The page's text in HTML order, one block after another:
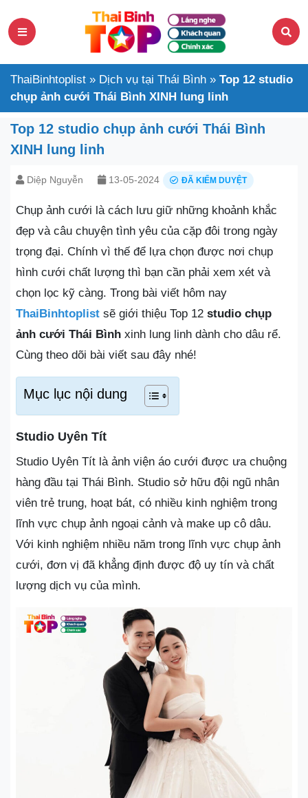
ThaiBinhtoplist » Dịch vụ tại Thái Bình » Top 12 studio
chụp ảnh cưới Thái Bình XINH lung linh
Top 12 studio chụp ảnh cưới Thái Bình
XINH lung linh
Diệp Nguyễn 13-05-2024 ĐÃ KIỂM DUYỆT
Chụp ảnh cưới là cách lưu giữ những khoảnh khắc
đẹp và câu chuyện tình yêu của cặp đôi trong ngày
trọng đại. Chính vì thế để lựa chọn được nơi chụp
hình cưới chất lượng thì bạn cần phải xem xét và
chọn lọc kỹ càng. Trong bài viết hôm nay
ThaiBinhtoplist sẽ giới thiệu Top 12 studio chụp
ảnh cưới Thái Bình xinh lung linh dành cho dâu rể.
Cùng theo dõi bài viết sau đây nhé!
Mục lục nội dung
Studio Uyên Tít
Studio Uyên Tít là ảnh viện áo cưới được ưa chuộng
hàng đầu tại Thái Bình. Studio sở hữu đội ngũ nhân
viên trẻ trung, hoạt bát, có nhiều kinh nghiệm trong
lĩnh vực chụp ảnh ngoại cảnh và make up cô dâu.
Với kinh nghiệm nhiều năm trong lĩnh vực chụp ảnh
cưới, đơn vị đã khẳng định được độ uy tín và chất
lượng dịch vụ của mình.